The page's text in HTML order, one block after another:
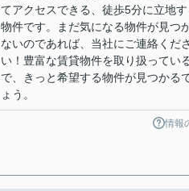
てアクセスできる、徒歩5分に立地す
物件です。まだ気になる物件が見つ
ないのであれば、当社にご連絡くださ
い！豊富な賃貸物件を取り扱ってい
で、きっと希望する物件が見つかる
ょう。
情報